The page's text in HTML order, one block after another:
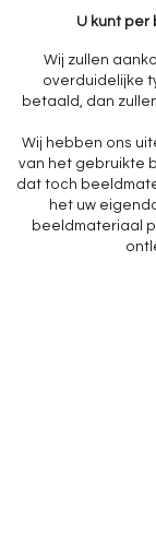
U kunt per
Wij zullen
overduidelijke
betaald, dan
Wij hebben ons
van het gebruikte
dat toch
het uw
beeldmateriaal